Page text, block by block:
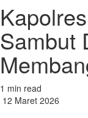
Sambut
1 min read
12 Maret 2026